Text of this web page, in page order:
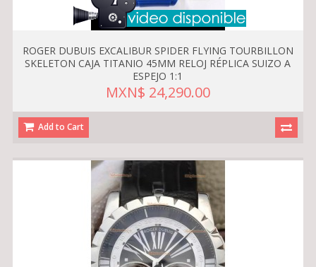
ROGER DUBUIS EXCALIBUR SPIDER FLYING TOURBILLON
SKELETON CAJA TITANIO 45MM RELOJ RÉPLICA SUIZO A
ESPEJO 1:1
MXN$ 24,290.00
Add to Cart